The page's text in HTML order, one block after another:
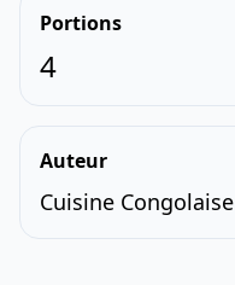
Portions
4
Auteur
Cuisine Congolaise